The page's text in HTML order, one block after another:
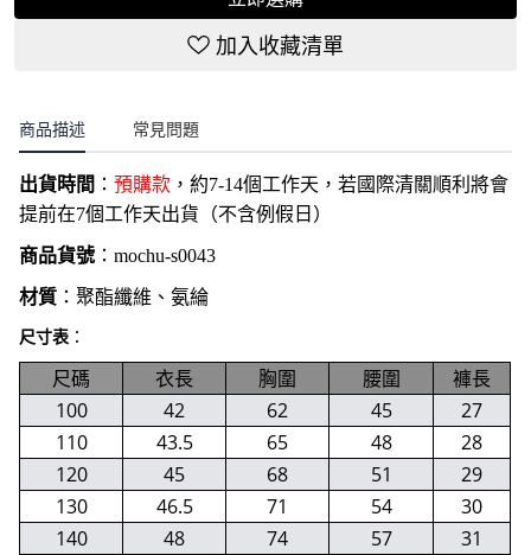
加入收藏清單
商品描述 常見問題
出貨時間 ： 預購款 ，約7-14個工作天，若國際清關順利將會
提前在7個工作天出貨（不含例假日）
商品貨號： mochu-s0043
材質 ：聚酯纖維、氨綸
尺寸表 ：
尺碼 衣長 胸圍 腰圍
褲長
100
42 62 45
27
110
43.5 65 48
28
120
45 68 51
29
130
46.5 71 54
30
140
48 74 57
31